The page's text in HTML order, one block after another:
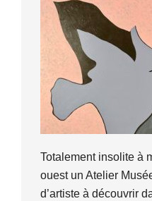
Totalement insolite à
ouest un Atelier
d’artiste à découvrir